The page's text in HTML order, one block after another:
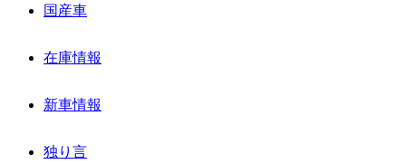
国産車
在庫情報
新車情報
独り言